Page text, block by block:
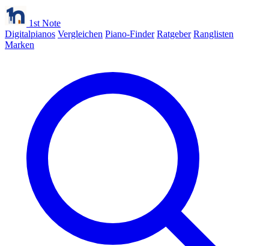
1st Note
Digitalpianos Vergleichen Piano-Finder Ratgeber Ranglisten
Marken